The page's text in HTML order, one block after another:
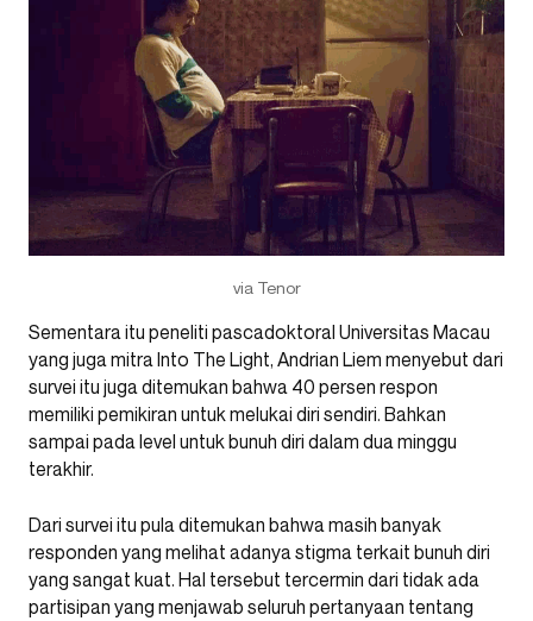
via Tenor
Sementara itu peneliti pascadoktoral Universitas Macau
yang juga mitra Into The Light, Andrian Liem menyebut dari
survei itu juga ditemukan bahwa 40 persen respon
memiliki pemikiran untuk melukai diri sendiri. Bahkan
sampai pada level untuk bunuh diri dalam dua minggu
terakhir.
Dari survei itu pula ditemukan bahwa masih banyak
responden yang melihat adanya stigma terkait bunuh diri
yang sangat kuat. Hal tersebut tercermin dari tidak ada
partisipan yang menjawab seluruh pertanyaan tentang